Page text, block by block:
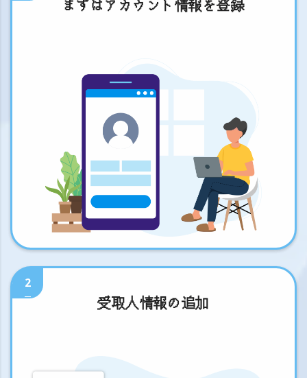
まずはアカウント情報を登録
2
受取人情報の追加